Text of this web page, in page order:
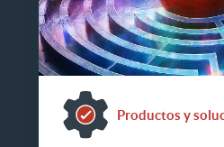
Productos y